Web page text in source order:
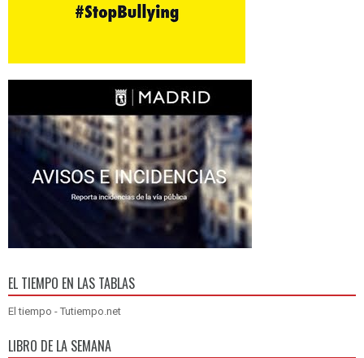
EL TIEMPO EN LAS TABLAS
El tiempo - Tutiempo.net
LIBRO DE LA SEMANA